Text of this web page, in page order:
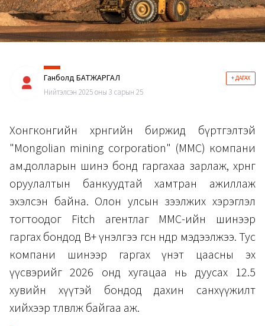
Ганболд БАТЖАРГАЛ + ДАГАХ
Нийтэлсэн 2025 оны 3 сарын 25
Хонгконгийн хөрөнгийн биржид бүртгэлтэй
"Mongolian mining corporation" (MMC) компани
ам.долларын шинэ бонд гаргахаа зарлаж, хөрөнгө
оруулалтын банкуудтай хамтран ажиллаж
эхэлсэн байна. Олон улсын зээлжих хэрэглэл
тогтоодог Fitch агентлаг ММС-ийн шинээр
гаргах бондод В+ үнэлгээ өгснөө өнөөдөр мэдээлжээ. Тус
компани шинээр гаргах үнэт цаасны эх
үүсвэрийг 2026 онд хугацаа нь дуусах 12.5
хувийн хүүтэй бондод дахин санхүүжилт
хийхээр төлөвлөж байгаа аж.